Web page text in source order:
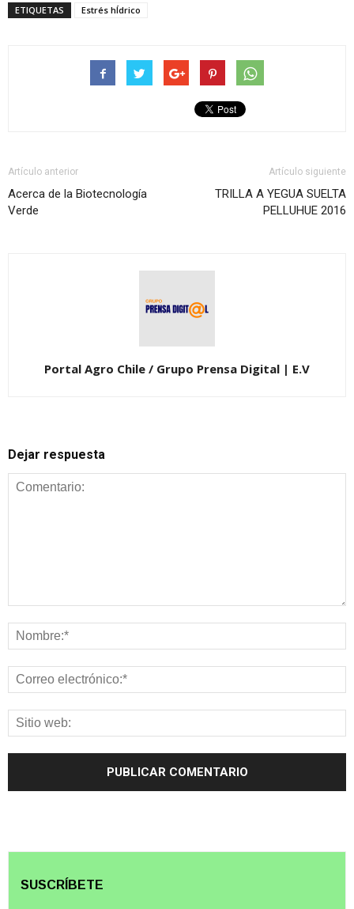
ETIQUETAS Estrés hÍdrico
Artículo anterior
Acerca de la Biotecnología
Verde
Artículo siguiente
TRILLA A YEGUA SUELTA
PELLUHUE 2016
Portal Agro Chile / Grupo Prensa Digital | E.V
Dejar respuesta
SUSCRÍBETE